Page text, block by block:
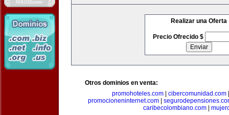
Realizar una Oferta
Precio Ofrecido $
Otros dominios en venta:
promohoteles.com
cibercomunidad.com
promocioneninternet.com|
caribecolombiano.com|